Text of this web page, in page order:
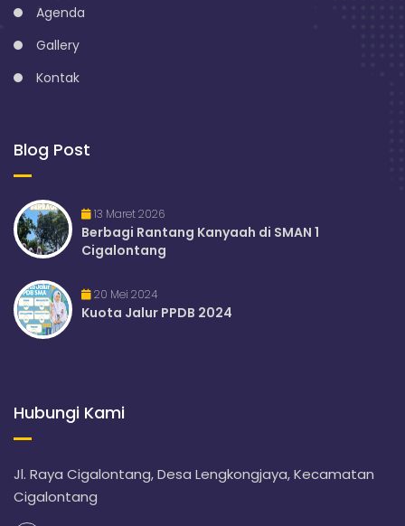
Agenda
Gallery
Kontak
Blog Post
13 Maret 2026
Berbagi Rantang Kanyaah di SMAN 1
Cigalontang
20 Mei 2024
Kuota Jalur PPDB 2024
Hubungi Kami
Jl. Raya Cigalontang, Desa Lengkongjaya, Kecamatan
Cigalontang